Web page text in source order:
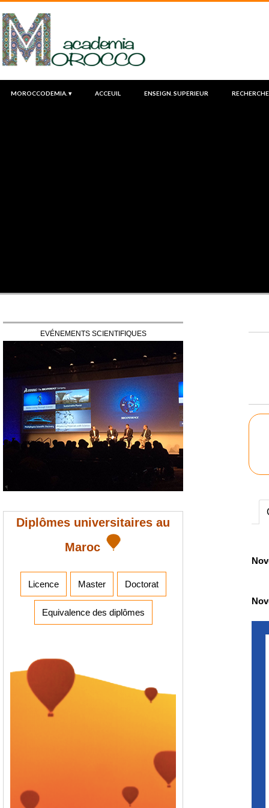
MOROCCODEMIA. ▾ ACCEUIL ENSEIGN. SUPERIEUR RECHERCHE
EVÉNEMENTS SCIENTIFIQUES
Diplômes universitaires au
Maroc
Licence Master Doctorat
Equivalence des diplômes